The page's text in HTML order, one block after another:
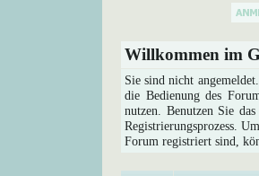
Willkommen im
Sie sind nicht
die Bedienung des
nutzen. Benutzen Sie das
Registrierungsprozess.
Forum registriert sind,